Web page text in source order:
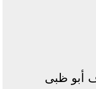
أبو ظبى